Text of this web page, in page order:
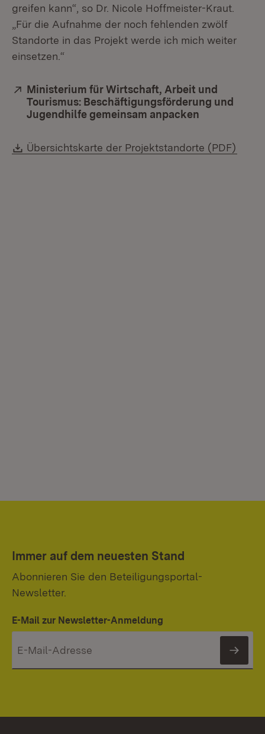
greifen kann“, so Dr. Nicole Hoffmeister-Kraut.
„Für die Aufnahme der noch fehlenden zwölf
Standorte in das Projekt werde ich mich weiter
einsetzen.“
Extern:
Ministerium für Wirtschaft, Arbeit und
Tourismus: Beschäftigungsförderung und
Jugendhilfe gemeinsam anpacken
Download:
Übersichtskarte der Projektstandorte (PDF)
Immer auf dem neuesten Stand
Abonnieren Sie den Beteiligungsportal-
Newsletter.
E-Mail zur Newsletter-Anmeldung